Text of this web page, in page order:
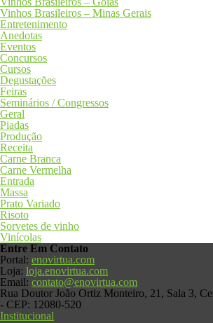
Vinhos Brasileiros – Minas Gerais
Entretenimento
Anedotas
Eventos
Concursos
Cursos
Degustações
Feiras
Seminários / Congressos
Geral
Piadas
Produção
Receita
Carne Branca
Carne Vermelha
Entrada
Massa
Prato Variado
Risoto
Sorvetes de vinho
Vinícolas
Entre Em Contato
Portal: enovirtua.com
Loja: loja.enovirtua.com
Email: contato@enovirtua.com
Rua Doutor João Ortiz Monteiro, 21, Sala 3,
- CEP: 12080-520
Institucional